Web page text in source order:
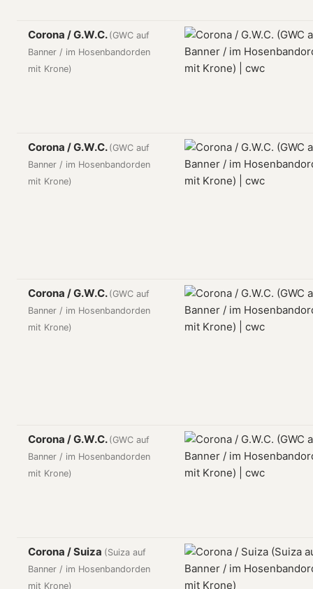
Corona / G.W.C. (GWC auf
Banner / im Hosenbandorden
mit Krone)
Corona / G.W.C. (GWC auf
Banner / im Hosenbandorden
mit Krone)
Corona / G.W.C. (GWC auf
Banner / im Hosenbandorden
mit Krone)
Corona / G.W.C. (GWC auf
Banner / im Hosenbandorden
mit Krone)
Corona / Suiza (Suiza auf
Banner / im Hosenbandorden
mit Krone)